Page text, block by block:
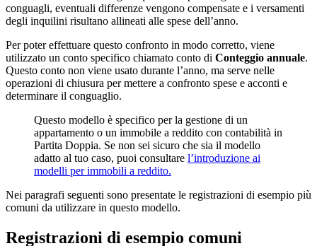
conguagli, eventuali differenze vengono compensate e i versamenti
degli inquilini risultano allineati alle spese dell’anno.
Per poter effettuare questo confronto in modo corretto, viene
utilizzato un conto specifico chiamato conto di Conteggio annuale.
Questo conto non viene usato durante l’anno, ma serve nelle
operazioni di chiusura per mettere a confronto spese e acconti e
determinare il conguaglio.
Questo modello è specifico per la gestione di un
appartamento o un immobile a reddito con contabilità in
Partita Doppia. Se non sei sicuro che sia il modello
adatto al tuo caso, puoi consultare l’introduzione ai
modelli per immobili a reddito.
Nei paragrafi seguenti sono presentate le registrazioni di esempio più
comuni da utilizzare in questo modello.
Registrazioni di esempio comuni